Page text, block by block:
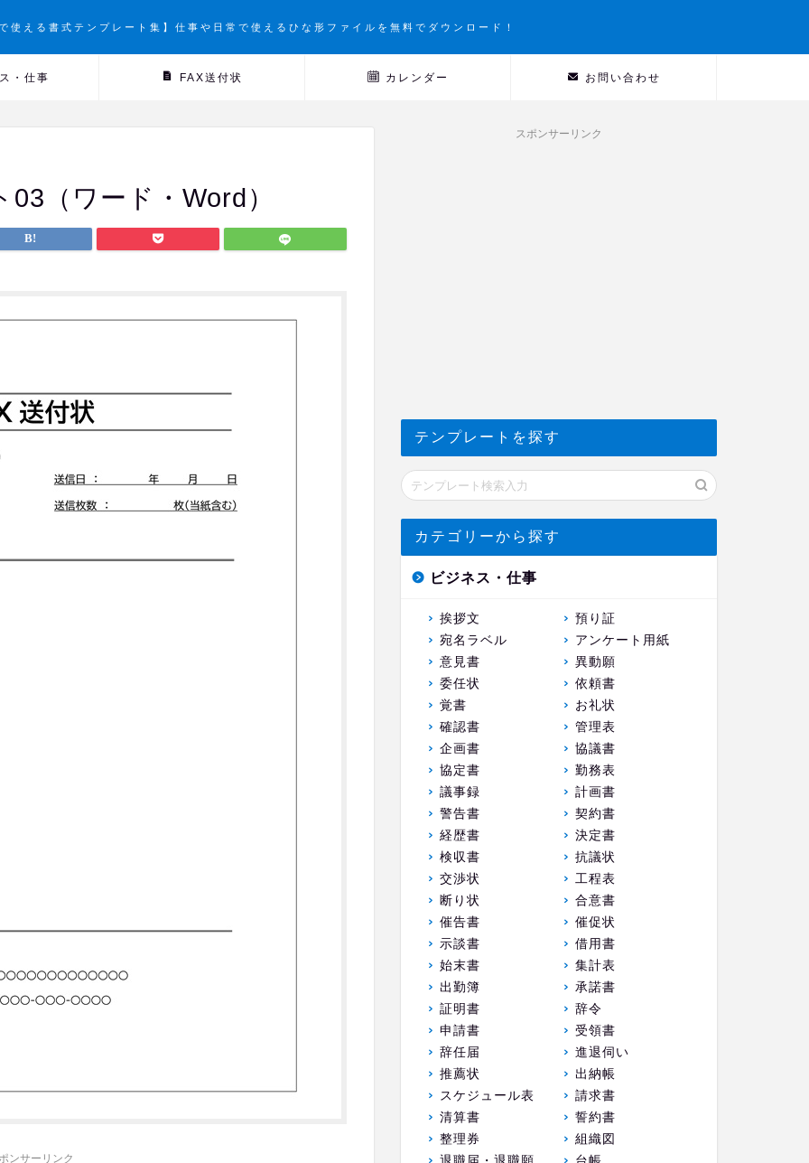
使える書式テンプレート集】仕事や日常で使えるひな形ファイルを無料でダウンロード！
・仕事 FAX送付状 カレンダー お問い合わせ
（ワード・Word）
ンサーリンク
スポンサーリンク
テンプレートを探す
カテゴリーから探す
ビジネス・仕事
挨拶文
預り証
宛名ラベル
アンケート用紙
意見書
異動願
委任状
依頼書
覚書
お礼状
確認書
管理表
企画書
協議書
協定書
勤務表
議事録
計画書
警告書
契約書
経歴書
決定書
検収書
抗議状
交渉状
工程表
断り状
合意書
催告書
催促状
示談書
借用書
始末書
集計表
出勤簿
承諾書
証明書
辞令
申請書
受領書
辞任届
進退伺い
推薦状
出納帳
スケジュール表
請求書
清算書
誓約書
整理券
組織図